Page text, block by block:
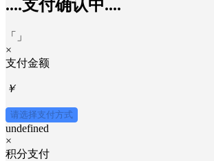
....支付确认中....
「
」
×
支付金额
￥
请选择支付方式
undefined
×
积分支付